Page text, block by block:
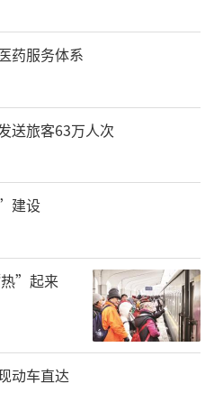
药服务体系
送旅客63万人次
建设
”起来
动车直达